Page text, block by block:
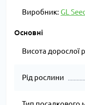
Виробник: GL
Основні
Висота дорослої
Рід рослини